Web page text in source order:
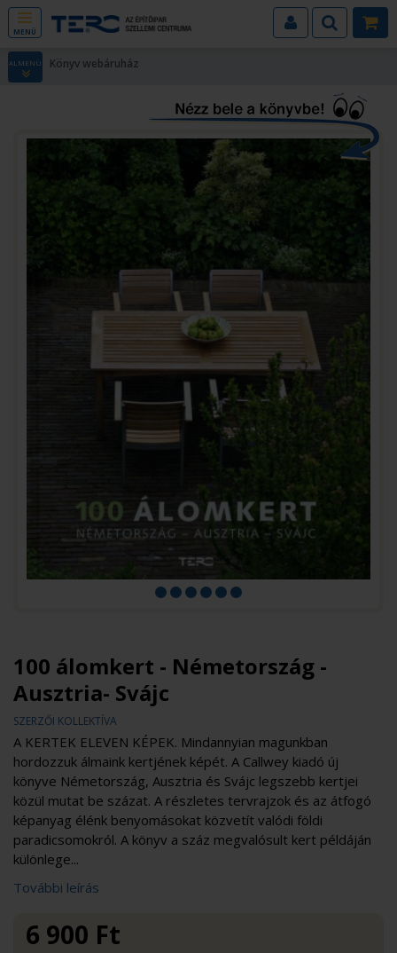
MENÜ
ALMENÜ Könyv webáruház
100 álomkert - Németország -
Ausztria- Svájc
SZERZŐI KOLLEKTÍVA
A KERTEK ELEVEN KÉPEK. Mindannyian magunkban
hordozzuk álmaink kertjének képét. A Callwey kiadó új
könyve Németország, Ausztria és Svájc legszebb kertjei
közül mutat be százat. A részletes tervrajzok és az átfogó
képanyag élénk benyomásokat közvetít valódi földi
paradicsomokról. A könyv a száz megvalósult kert példáján
különlege...
További leírás
6 900 Ft